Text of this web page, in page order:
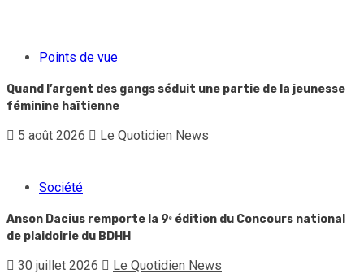
Points de vue
Quand l’argent des gangs séduit une partie de la jeunesse
féminine haïtienne
5 août 2026 Le Quotidien News
Société
Anson Dacius remporte la 9ᵉ édition du Concours national
de plaidoirie du BDHH
30 juillet 2026 Le Quotidien News